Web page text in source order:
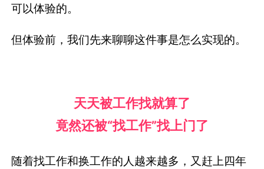
可以体验的。
但体验前，我们先来聊聊这件事是怎么实现的。
天天被工作找就算了
竟然还被“找工作”找上门了
随着找工作和换工作的人越来越多，又赶上四年